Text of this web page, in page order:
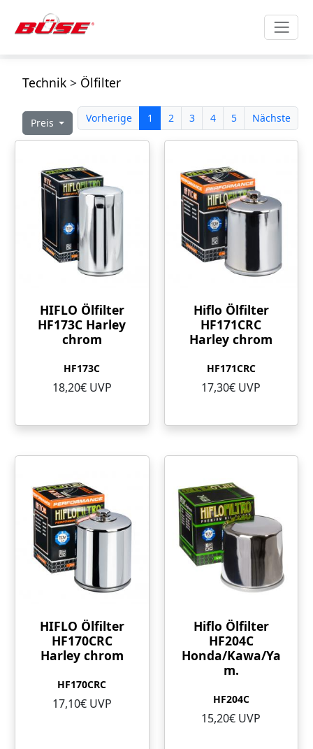
Technik> Ölfilter
Vorherige 1 2 3 4 5 Nächste
Preis
HIFLO Ölfilter
HF173C Harley
chrom
HF173C
18,20€ UVP
Hiflo Ölfilter
HF171CRC
Harley chrom
HF171CRC
17,30€ UVP
HIFLO Ölfilter
HF170CRC
Harley chrom
HF170CRC
17,10€ UVP
Hiflo Ölfilter
HF204C
Honda/Kawa/Ya
m.
HF204C
15,20€ UVP